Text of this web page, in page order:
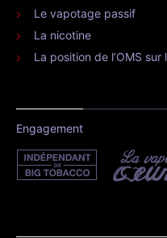
Le vapotage passif
La nicotine
La position de l’OMS
Engagement